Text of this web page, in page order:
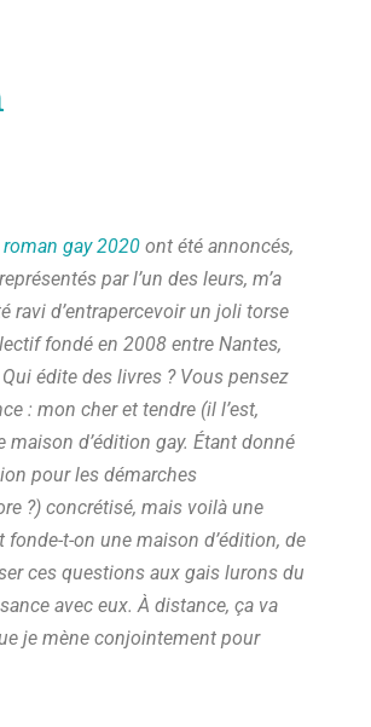
gay 2020 ont été annoncés,
par l’un des leurs, m’a
ravi d’entrapercevoir un joli torse
fondé en 2008 entre Nantes,
édite des livres ? Vous pensez
: mon cher et tendre (il l’est,
d’édition gay. Étant donné
pour les démarches
?) concrétisé, mais voilà une
t-on une maison d’édition, de
ces questions aux gais lurons du
avec eux. À distance, ça va
je mène conjointement pour